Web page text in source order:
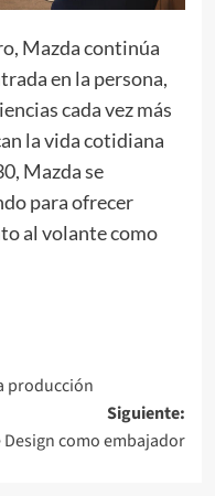
Mazda continúa
en la persona,
cada vez más
la vida cotidiana
Mazda se
para ofrecer
al volante como
producción
Siguiente:
como embajador